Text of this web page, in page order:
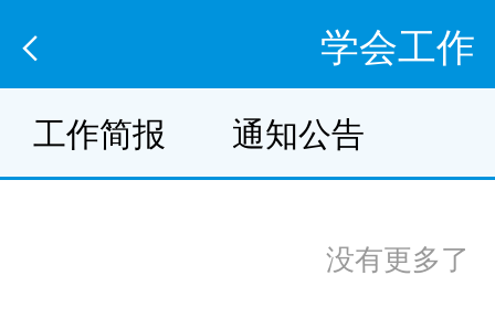
学会工作
工作简报 通知公告
没有更多了